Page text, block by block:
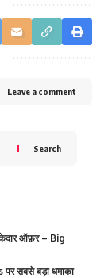
Leave a comment
Search
ऑफ़र – Big
सबसे बड़ा धमाका